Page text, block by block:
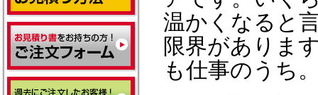
温かくなると
限界がありま
も仕事のうち